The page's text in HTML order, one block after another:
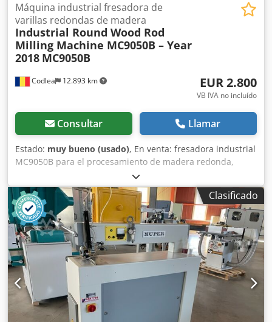
Codlea 12.893 km
Máquina industrial fresadora de
varillas redondas de madera
Industrial Round Wood Rod
Milling Machine MC9050B – Year
2018 MC9050B
EUR 2.800
VB IVA no incluído
Consultar Llamar
Estado: muy bueno (usado), En venta: fresadora industrial
MC9050B para el procesamiento de madera redonda,
fabricada en 2018, diseñada para la producción de postes
de madera redondos y componentes cilíndricos de
madera, como mangos de herramientas, palos de escoba,
piezas de mobiliario y productos similares.
Especificaciones: * Modelo: MC9050B * Año de fabricación:
2018 * Alimentación eléctrica: 380 V (trifásica) * Diámetro
de trabajo: 15–50 mm * Longitud mínima de la pieza de
trabajo: 600 mm * Motor principal: 3 kW * Peso
aproximado: 350 kg Codezmt U Ejpfx Apcjrf Estado: *
Excelente estado de funcionamiento. * Máquina completa,
lista para su uso inmediato. * Se permite la inspección y
las pruebas.
Clasificado